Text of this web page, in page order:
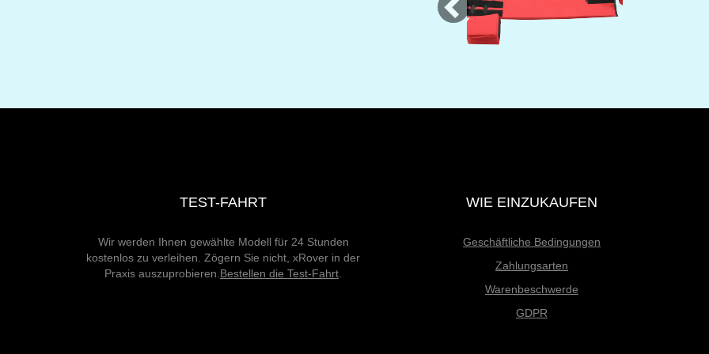
TEST-FAHRT
Wir werden Ihnen gewählte Modell für 24 Stunden
kostenlos zu verleihen. Zögern Sie nicht, xRover in der
Praxis auszuprobieren. Bestellen die Test-Fahrt
WIE EINZUKAUFEN
Geschäftliche Bedingungen
Zahlungsarten
Warenbeschwerde
GDPR